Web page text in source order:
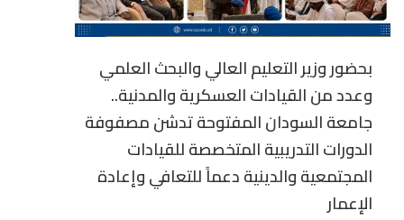
بحضور وزير التعليم العالي والبحث العلمي
وعدد من القيادات العسكرية والمدنية..
جامعة السودان المفتوحة تدشن مصفوفة
الدورات التدريبية المتخصصة للقيادات
المجتمعية والدينية دعماً للتعافي وإعادة
الإعمار